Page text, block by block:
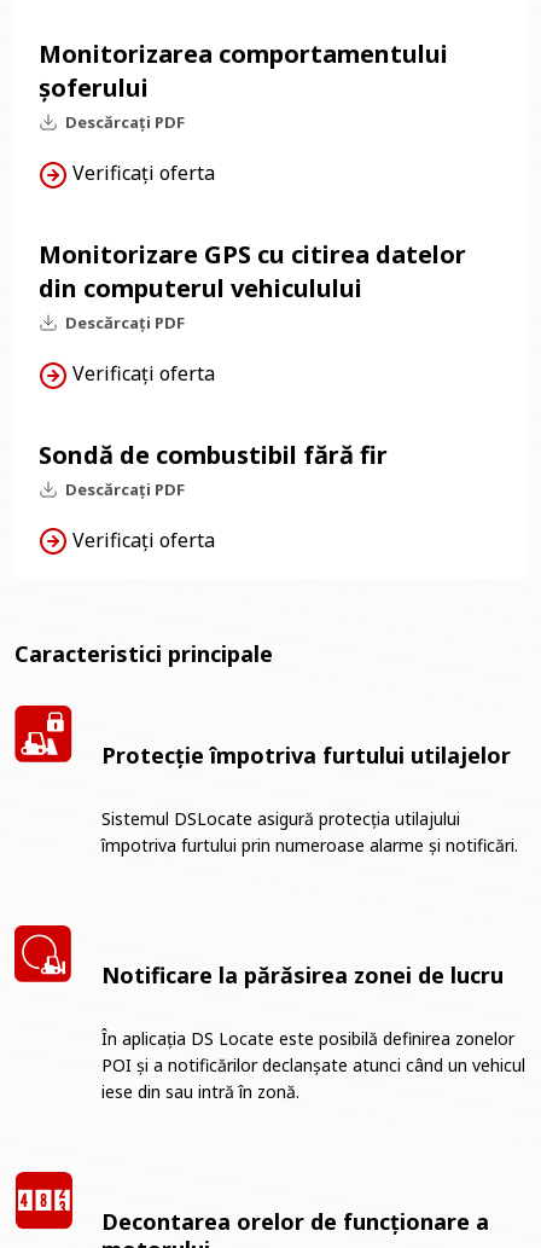
Monitorizarea comportamentului
șoferului
Descărcați PDF
Verificați oferta
Monitorizare GPS cu citirea datelor
din computerul vehiculului
Descărcați PDF
Verificați oferta
Sondă de combustibil fără fir
Descărcați PDF
Verificați oferta
Caracteristici principale
Protecție împotriva furtului utilajelor
Sistemul DSLocate asigură protecția utilajului
împotriva furtului prin numeroase alarme și notificări.
Notificare la părăsirea zonei de lucru
În aplicația DS Locate este posibilă definirea zonelor
POI și a notificărilor declanșate atunci când un vehicul
iese din sau intră în zonă.
Decontarea orelor de funcționare a